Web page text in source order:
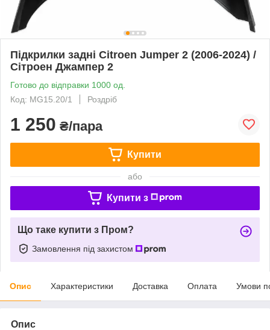
Підкрилки задні Citroen Jumper 2 (2006-2024) /
Сітроен Джампер 2
Готово до відправки 1000 од.
Код: MG15.20/1
Роздріб
1 250 ₴/пара
Купити
або
Купити з
Що таке купити з Пром?
Замовлення під захистом
Опис Характеристики Доставка Оплата Умови
Опис